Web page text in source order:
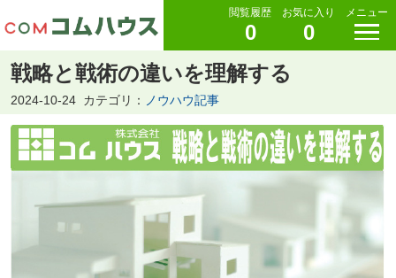
閲覧履歴
0
お気に入り
0
メニュー
戦略と戦術の違いを理解する
2024-10-24 カテゴリ： ノウハウ記事